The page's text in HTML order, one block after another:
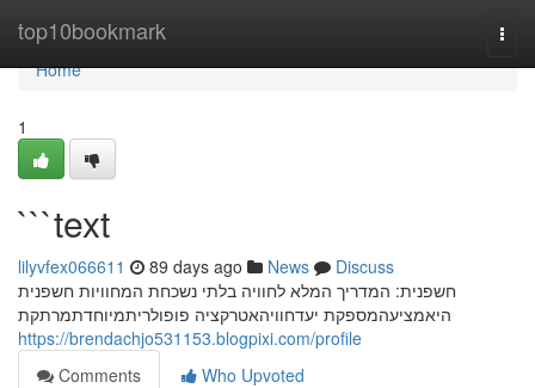
top10bookmark
Home
Home
1
```text
lilyvfex066611 89 days ago News
Discuss
חשפנית: המדריך המלא לחוויה בלתי נשכחת המחוויות חשפנית
היאמציעהמספקת יעדחוויהאטרקציה פופולריתמיוחדתמרתקת
https://brendachjo531153.blogpixi.com/profile
Comments
Who Upvoted